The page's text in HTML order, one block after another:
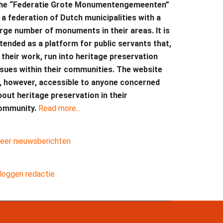
“Federatie Grote Monumentengemeenten”
a federation of Dutch municipalities with a
number of monuments in their areas. It is
as a platform for public servants that,
their work, run into heritage preservation
within their communities. The website
however, accessible to anyone concerned
heritage preservation in their
Read more...
nieuwsberichten
redactie